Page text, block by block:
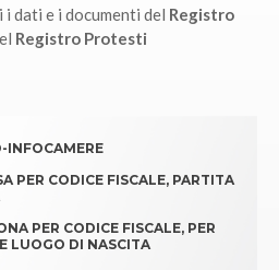
dati e i documenti del Registro
Registro Protesti
INFOCAMERE
PER CODICE FISCALE, PARTITA
PER CODICE FISCALE, PER
LUOGO DI NASCITA